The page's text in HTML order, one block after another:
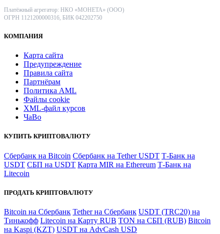
Платёжный агрегатор: НКО «МОНЕТА» (ООО)
ОГРН 1121200000316, БИК 042202750
КОМПАНИЯ
Карта сайта
Предупреждение
Правила сайта
Партнёрам
Политика AML
Файлы coоkie
XML-файл курсов
ЧаВо
КУПИТЬ КРИПТОВАЛЮТУ
Сбербанк на Bitcoin Сбербанк на Tether USDT Т-Банк на
USDT СБП на USDT Карта MIR на Ethereum Т-Банк на
Litecoin
ПРОДАТЬ КРИПТОВАЛЮТУ
Bitcoin на Сбербанк Tether на Сбербанк USDT (TRC20) на
Тинькофф Litecoin на Карту RUB TON на СБП (RUB) Bitcoin
на Kaspi (KZT) USDT на AdvCash USD